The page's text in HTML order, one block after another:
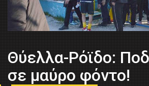
Θύελλα-Ρόϊδο:
σε μαύρο φόντο!